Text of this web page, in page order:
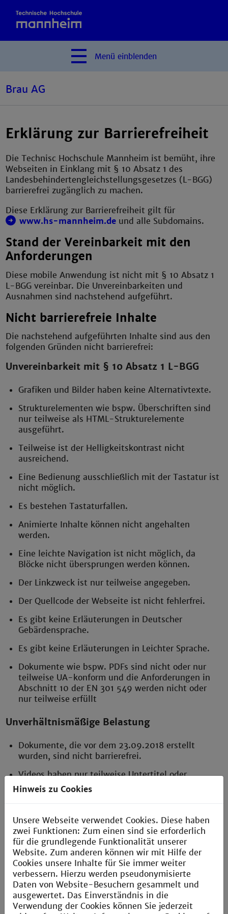
Menü einblenden
Brau AG
Erklärung zur Barrierefreiheit
Die Technisc Hochschule Mannheim ist bemüht, ihre
Webseiten in Einklang mit § 10 Absatz 1 des
Landesbehindertengleichstellungsgesetzes (L-BGG)
barrierefrei zugänglich zu machen.
Diese Erklärung zur Barrierefreiheit gilt für
www.hs-mannheim.de und alle Subdomains.
Stand der Vereinbarkeit mit den
Anforderungen
Diese mobile Anwendung ist nicht mit § 10 Absatz 1
L-BGG vereinbar. Die Unvereinbarkeiten und
Ausnahmen sind nachstehend aufgeführt.
Nicht barrierefreie Inhalte
Die nachstehend aufgeführten Inhalte sind aus den
folgenden Gründen nicht barrierefrei:
Unvereinbarkeit mit § 10 Absatz 1 L-BGG
Grafiken und Bilder haben keine Alternativtexte.
Strukturelementen wie bspw. Überschriften sind
nur teilweise als HTML-Strukturelemente
ausgeführt.
Teilweise ist der Helligkeitskontrast nicht
ausreichend.
Eine Bedienung ausschließlich mit der Tastatur ist
nicht möglich.
Es bestehen Tastaturfallen.
Animierte Inhalte können nicht angehalten
werden.
Eine leichte Navigation ist nicht möglich, da
Blöcke nicht übersprungen werden können.
Der Linkzweck ist nur teilweise angegeben.
Der Quellcode der Webseite ist nicht fehlerfrei.
Es gibt keine Erläuterungen in Deutscher
Gebärdensprache.
Es gibt keine Erläuterungen in Leichter Sprache.
Dokumente wie bspw. PDFs sind nicht oder nur
teilweise UA-konform und die Anforderungen in
Abschnitt 10 der EN 301 549 werden nicht oder
nur teilweise erfüllt
Unverhältnismäßige Belastung
Dokumente, die vor dem 23.09.2018 erstellt
wurden, sind nicht barrierefrei.
Videos haben nur teilweise Untertitel oder
Transkriptionen.
Barrierefreiheit
Diese Erklärung wurde am 26.03.2024 erstellt.
Methodik der Prüfung:
Deutsche Rentenversicherung Baden-Württemberg
Überwachungsstelle für mediale Barrierefreiheit
Adalbert-Stifter-Straße 105, 70437 Stuttgart
Hinweis zu Cookies
Unsere Webseite verwendet Cookies. Diese haben
zwei Funktionen: Zum einen sind sie erforderlich
für die grundlegende Funktionalität unserer
Website. Zum anderen können wir mit Hilfe der
Cookies unsere Inhalte für Sie immer weiter
verbessern. Hierzu werden pseudonymisierte
Daten von Website-Besuchern gesammelt und
ausgewertet. Das Einverständnis in die
Verwendung der Cookies können Sie jederzeit